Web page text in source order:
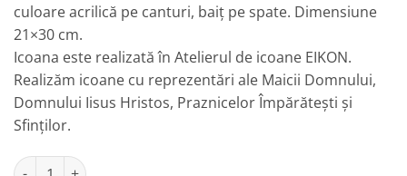
culoare acrilică pe canturi, baiț pe spate. Dimensiune
21×30 cm.
Icoana este realizată în Atelierul de icoane EIKON.
Realizăm icoane cu reprezentări ale Maicii Domnului,
Domnului Iisus Hristos, Praznicelor Împărătești și
Sfinților.
Cantitate Sfântul Prooroc Naum
Alternative: